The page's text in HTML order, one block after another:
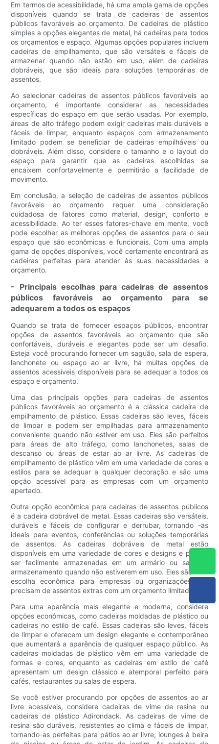
Em termos de acessibilidade, há uma ampla gama de opções
disponíveis quando se trata de cadeiras de assentos
públicos favoráveis ​​ao orçamento. De cadeiras de plástico
simples a opções elegantes de metal, há cadeiras para todos
os orçamentos e espaço. Algumas opções populares incluem
cadeiras de empilhamento, que são versáteis e fáceis de
armazenar quando não estão em uso, além de cadeiras
dobráveis, que são ideais para soluções temporárias de
assentos.
Ao selecionar cadeiras de assentos públicos favoráveis ​​ao
orçamento, é importante considerar as necessidades
específicas do espaço em que serão usadas. Por exemplo,
áreas de alto tráfego podem exigir cadeiras mais duráveis ​​e
fáceis de limpar, enquanto espaços com armazenamento
limitado podem se beneficiar de cadeiras empilháveis ​​ou
dobráveis. Além disso, considere o tamanho e o layout do
espaço para garantir que as cadeiras escolhidas se
encaixem confortavelmente e permitirão a facilidade de
movimento.
Em conclusão, a seleção de cadeiras de assentos públicos
favoráveis ​​ao orçamento requer uma consideração
cuidadosa de fatores como material, design, conforto e
acessibilidade. Ao ter esses fatores-chave em mente, você
pode escolher as melhores opções de assentos para o seu
espaço que são econômicas e funcionais. Com uma ampla
gama de opções disponíveis, você certamente encontrará as
cadeiras perfeitas para atender às suas necessidades e
orçamento.
- Principais escolhas para cadeiras de assentos
públicos favoráveis ​​ao orçamento para se
adequarem a todos os espaços
Quando se trata de fornecer espaços públicos, encontrar
opções de assentos favoráveis ​​ao orçamento que são
confortáveis, duráveis ​​e elegantes pode ser um desafio.
Esteja você procurando fornecer um saguão, sala de espera,
lanchonete ou espaço ao ar livre, há muitas opções de
assentos acessíveis disponíveis para se adequar a todos os
espaço e orçamento.
Uma das principais opções para cadeiras de assentos
públicos favoráveis ​​ao orçamento é a clássica cadeira de
empilhamento de plástico. Essas cadeiras são leves, fáceis
de limpar e podem ser empilhadas para armazenamento
conveniente quando não estiver em uso. Eles são perfeitos
para áreas de alto tráfego, como lanchonetes, salas de
descanso ou áreas de estar ao ar livre. As cadeiras de
empilhamento de plástico vêm em uma variedade de cores e
estilos para se adequar a qualquer decoração e são uma
opção acessível para as empresas com um orçamento
apertado.
Outra opção econômica para cadeiras de assentos públicos
é a cadeira dobrável de metal. Essas cadeiras são versáteis,
duráveis ​​e fáceis de configurar e derrubar, tornando -as
ideais para eventos, conferências ou soluções temporárias
de assentos. As cadeiras dobráveis ​​de metal estão
disponíveis em uma variedade de cores e designs e podem
ser facilmente armazenadas em um armário ou sala de
armazenamento quando não estiverem em uso. Eles são uma
escolha econômica para empresas ou organizações que
precisam de assentos extras com um orçamento limitado.
Para uma aparência mais elegante e moderna, considere
opções econômicas, como cadeiras moldadas de plástico ou
cadeiras no estilo de café. Essas cadeiras são leves, fáceis
de limpar e oferecem um design elegante e contemporâneo
que aumentará a aparência de qualquer espaço público. As
cadeiras moldadas de plástico vêm em uma variedade de
formas e cores, enquanto as cadeiras em estilo de café
apresentam um design clássico e atemporal perfeito para
cafés, restaurantes ou salas de espera.
Se você estiver procurando por opções de assentos ao ar
livre acessíveis, considere cadeiras de vime de resina ou
cadeiras de plástico Adirondack. As cadeiras de vime de
resina são duráveis, resistentes ao clima e fáceis de limpar,
tornando-as perfeitas para pátios ao ar livre, lounges à beira